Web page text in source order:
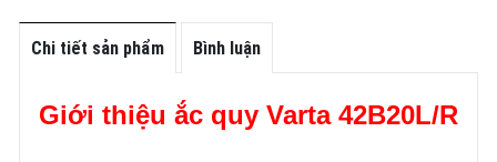
Chi tiết sản phẩm Bình luận
Giới thiệu ắc quy Varta 42B20L/R